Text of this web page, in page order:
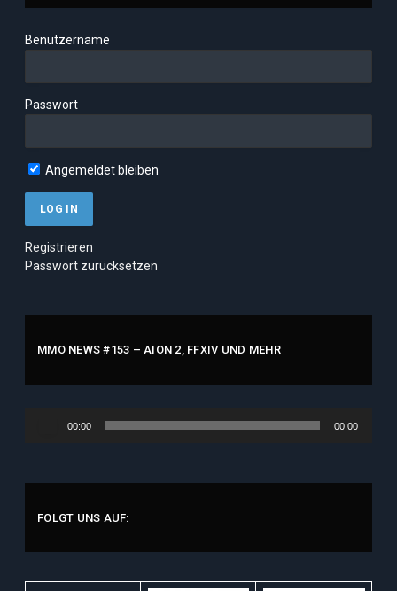
Benutzername
Passwort
Angemeldet bleiben
Registrieren
Passwort zurücksetzen
MMO NEWS #153 – AION 2, FFXIV UND MEHR
00:00 00:00
FOLGT UNS AUF: